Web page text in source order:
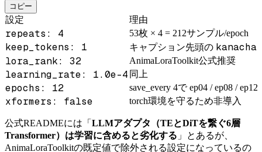
コピー
設定 理由
repeats: 4 53枚 × 4 = 212サンプル/epoch
keep_tokens: 1 キャプション先頭の kanachan
lora_rank: 32
AnimaLoraToolkit公式推奨
learning_rate: 1.0e-4 同上
epochs: 12 save_every 4で ep04 / ep08 /
xformers: false torch環境を守るため非導入
公式READMEには「 LLMアダプタ（TEとDiTを繋ぐ6層
Transformer）は学習に含めると劣化する 」とあるが、
AnimaLoraToolkitの既定値で除外される設定になっているの